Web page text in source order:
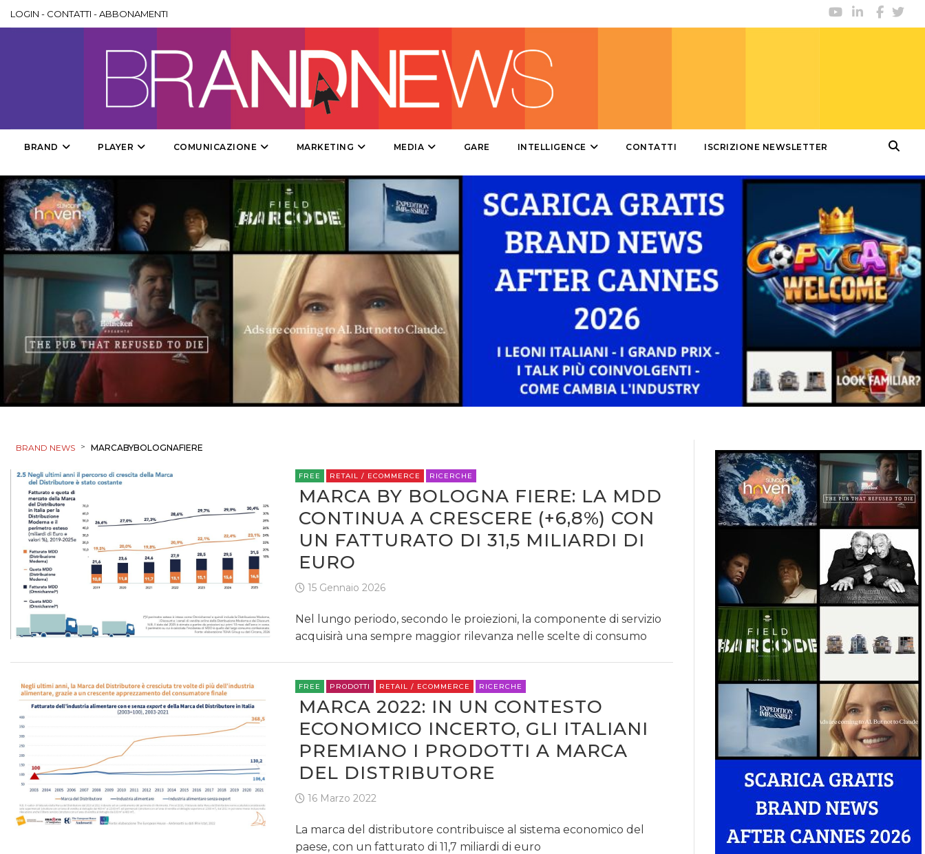
PRODOTTI
PUNTI VENDITA
CINEMA
DIGITALE
EDITORIA
ESTERNA
RADIO / AUDIO
TV
DATI
RICERCHE
PREVISIONI/SCENARI
TREND
CASE HISTORY
OPINIONI
LOGIN - CONTATTI -ABBONAMENTI
BRAND PLAYER COMUNICAZIONE MARKETING MEDIA GARE INTELLIGENCE CONTATTI ISCRIZIONE NEWSLETTER
BRAND NEWS > MARCABYBOLOGNAFIERE
FREE RETAIL / ECOMMERCE RICERCHE
MARCA BY BOLOGNA FIERE: LA MDD
CONTINUA A CRESCERE (+6,8%) CON
UN FATTURATO DI 31,5 MILIARDI DI
EURO
15 Gennaio 2026
Nel lungo periodo, secondo le proiezioni, la componente di servizio
acquisirà una sempre maggior rilevanza nelle scelte di consumo
FREE PRODOTTI RETAIL / ECOMMERCE RICERCHE
MARCA 2022: IN UN CONTESTO
ECONOMICO INCERTO, GLI ITALIANI
PREMIANO I PRODOTTI A MARCA
DEL DISTRIBUTORE
16 Marzo 2022
La marca del distributore contribuisce al sistema economico del
paese, con un fatturato di 11,7 miliardi di euro